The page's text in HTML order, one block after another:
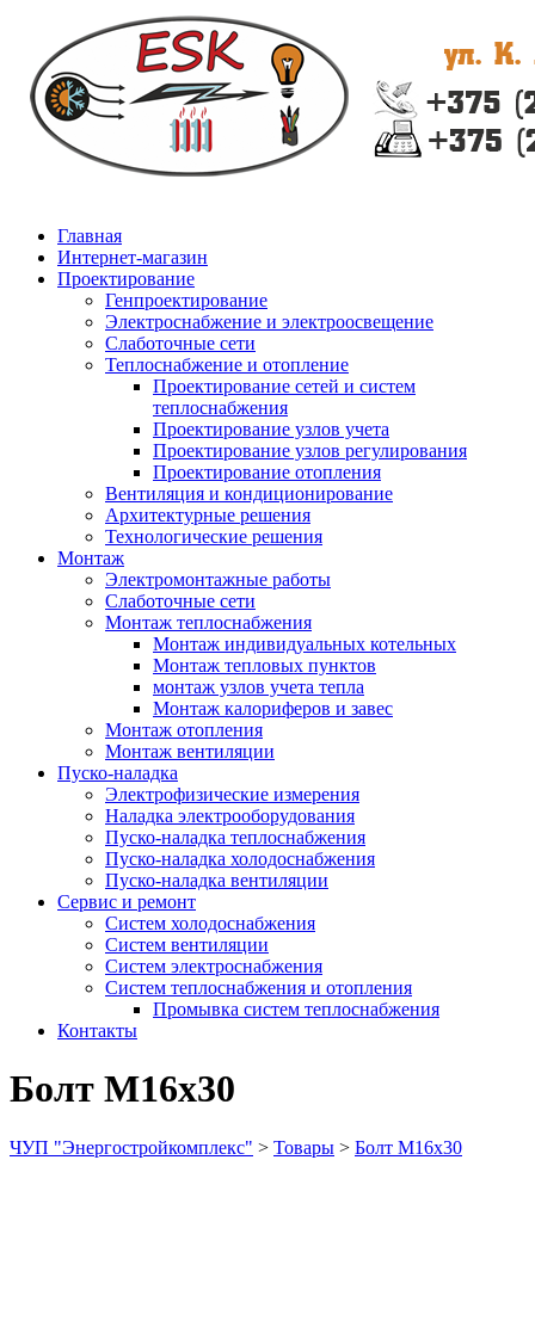
Главная
Интернет-магазин
Проектирование
Генпроектирование
Электроснабжение и электроосвещение
Слаботочные сети
Теплоснабжение и отопление
Проектирование сетей и систем
теплоснабжения
Проектирование узлов учета
Проектирование узлов регулирования
Проектирование отопления
Вентиляция и кондиционирование
Архитектурные решения
Технологические решения
Монтаж
Электромонтажные работы
Слаботочные сети
Монтаж теплоснабжения
Монтаж индивидуальных котельных
Монтаж тепловых пунктов
монтаж узлов учета тепла
Монтаж калориферов и завес
Монтаж отопления
Монтаж вентиляции
Пуско-наладка
Электрофизические измерения
Наладка электрооборудования
Пуско-наладка теплоснабжения
Пуско-наладка холодоснабжения
Пуско-наладка вентиляции
Сервис и ремонт
Систем холодоснабжения
Систем вентиляции
Систем электроснабжения
Систем теплоснабжения и отопления
Промывка систем теплоснабжения
Контакты
Болт М16х30
ЧУП "Энергостройкомплекс" > Товары > Болт М16х30